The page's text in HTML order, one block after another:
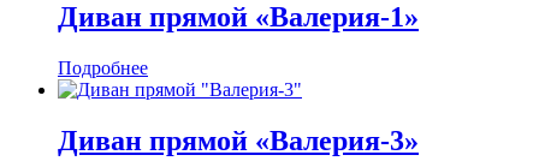
Диван прямой «Валерия-1»
Подробнее
Диван прямой «Валерия-3»